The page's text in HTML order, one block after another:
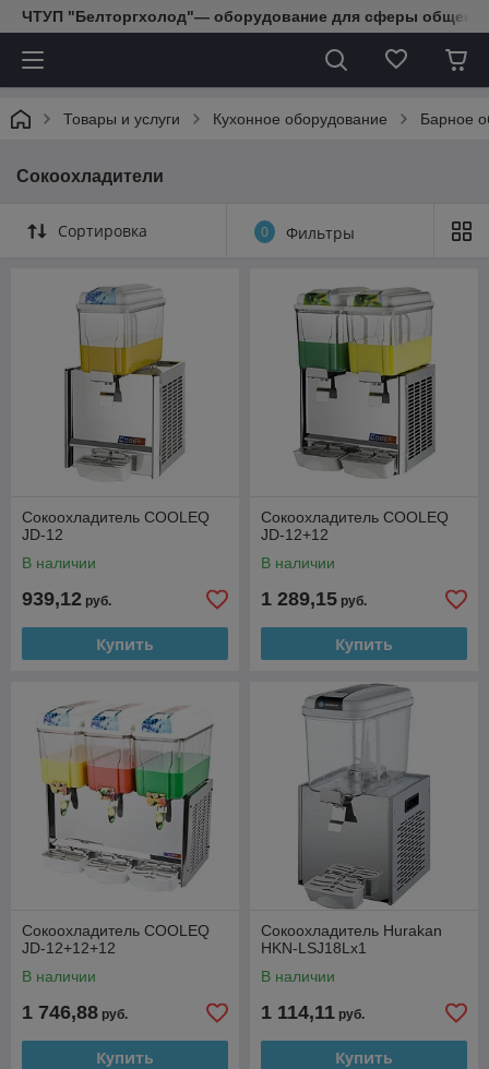
ЧТУП "Белторгхолод"— оборудование для сферы
Товары и услуги Кухонное оборудование Барное
Сокоохладители
Сортировка 0 Фильтры
Сокоохладитель COOLEQ
JD-12
В наличии
939,12 руб.
Купить
Сокоохладитель COOLEQ
JD-12+12
В наличии
1 289,15 руб.
Купить
Сокоохладитель COOLEQ
JD-12+12+12
В наличии
1 746,88 руб.
Купить
Сокоохладитель Hurakan
HKN-LSJ18Lx1
В наличии
1 114,11 руб.
Купить